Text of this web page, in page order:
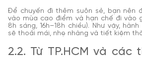
Để chuyến đi thêm suôn sẻ, bạn nên
vào mùa cao điểm và hạn chế đi vào
8h sáng, 16h–18h chiều). Như vậy,
sẽ thoải mái, nhẹ nhàng và tiết kiệm
2.2. Từ TP.HCM và các